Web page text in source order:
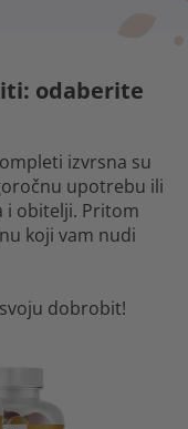
odaberite
izvrsna su
upotrebu ili
i obitelji. Pritom
koji vam nudi
dobrobit!